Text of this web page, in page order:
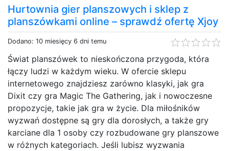
Hurtownia gier planszowych i sklep z
planszówkami online – sprawdź ofertę Xjoy
Dodano: 10 miesięcy 6 dni temu
Świat planszówek to nieskończona przygoda, która
łączy ludzi w każdym wieku. W ofercie sklepu
internetowego znajdziesz zarówno klasyki, jak gra
Dixit czy gra Magic The Gathering, jak i nowoczesne
propozycje, takie jak gra w życie. Dla miłośników
wyzwań dostępne są gry dla dorosłych, a także gry
karciane dla 1 osoby czy rozbudowane gry planszowe
w różnych kategoriach. Jeśli lubisz wyzwania